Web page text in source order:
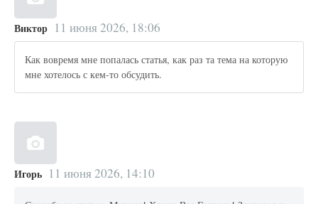
Виктор 11 июня 2026, 18:06
Как вовремя мне попалась статья, как раз та тема на которую
мне хотелось с кем-то обсудить.
Игорь 11 июня 2026, 14:10